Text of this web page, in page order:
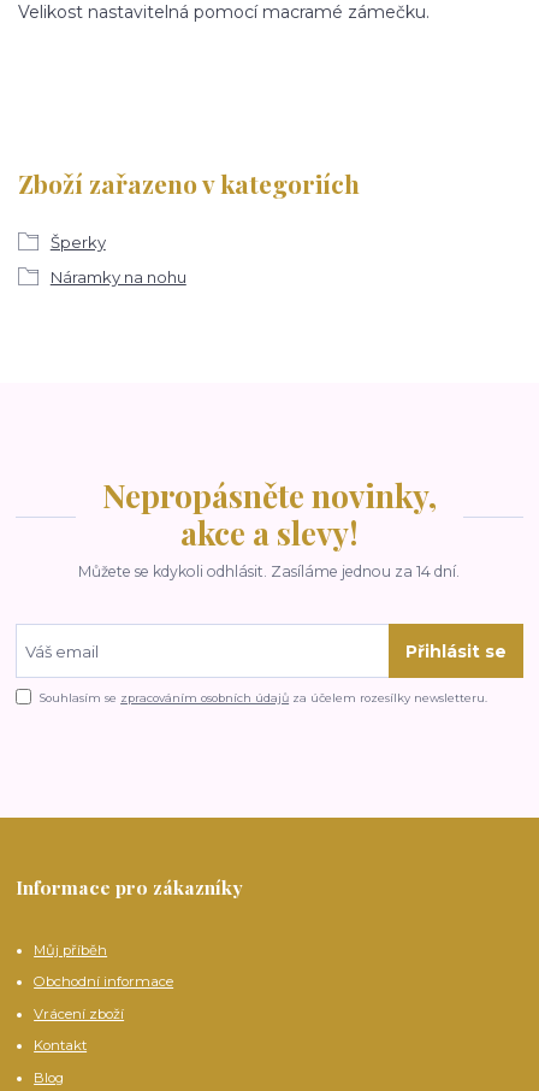
Velikost nastavitelná pomocí macramé zámečku.
Zboží zařazeno v kategoriích
Šperky
Náramky na nohu
Nepropásněte novinky,
akce a slevy!
Můžete se kdykoli odhlásit. Zasíláme jednou za 14 dní.
Přihlásit se
Souhlasím se zpracováním osobních údajů za účelem rozesílky newsletteru.
Informace pro zákazníky
Můj příběh
Obchodní informace
Vrácení zboží
Kontakt
Blog